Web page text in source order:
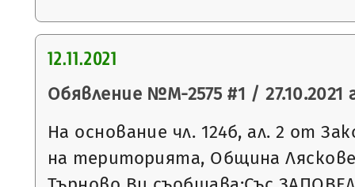
12.11.2021
Обявление №М-2575 #1 / 27.10.2021
На основание чл. 124б, ал. 2 от
на територията, Община